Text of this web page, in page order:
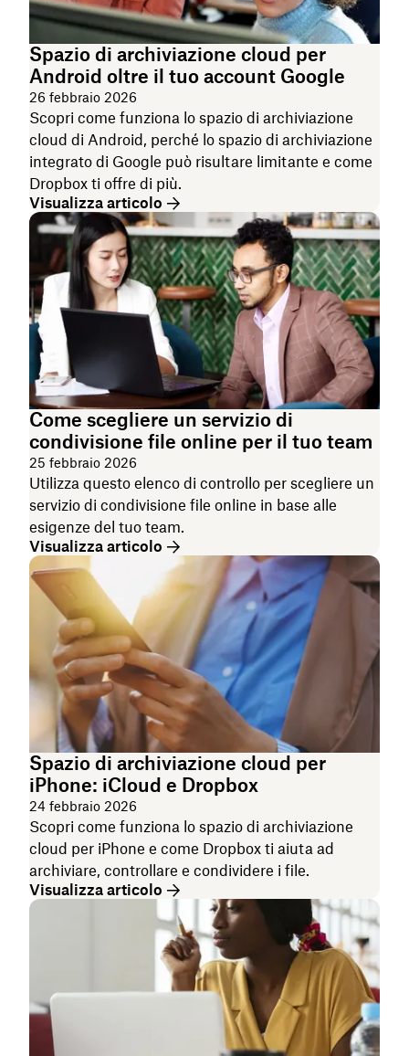
Spazio di archiviazione cloud per
Android oltre il tuo account Google
26 febbraio 2026
Scopri come funziona lo spazio di archiviazione
cloud di Android, perché lo spazio di archiviazione
integrato di Google può risultare limitante e come
Dropbox ti offre di più.
Visualizza articolo
Come scegliere un servizio di
condivisione file online per il tuo team
25 febbraio 2026
Utilizza questo elenco di controllo per scegliere un
servizio di condivisione file online in base alle
esigenze del tuo team.
Visualizza articolo
Spazio di archiviazione cloud per
iPhone: iCloud e Dropbox
24 febbraio 2026
Scopri come funziona lo spazio di archiviazione
cloud per iPhone e come Dropbox ti aiuta ad
archiviare, controllare e condividere i file.
Visualizza articolo